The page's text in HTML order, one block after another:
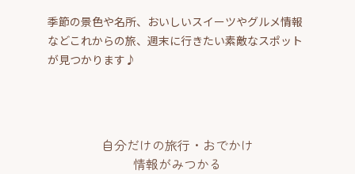
季節の景色や名所、おいしいスイーツやグルメ情報
などこれからの旅、週末に行きたい素敵なスポット
が見つかります♪
自分だけの旅行・おでかけ
情報がみつかる